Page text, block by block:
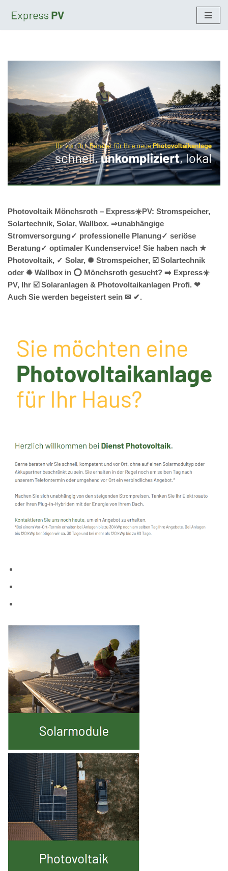
Photovoltaik Mönchsroth – Express☀️PV️: Stromspeicher,
Solartechnik, Solar, Wallbox. ⇒unabhängige
Stromversorgung✓ professionelle Planung✓ seriöse
Beratung✓ optimaler Kundenservice! Sie haben nach ★
Photovoltaik, ✓ Solar, ✺ Stromspeicher, ☑️ Solartechnik
oder ✹ Wallbox in ⭕ Mönchsroth gesucht? ➡️ Express☀️
PV️, Ihr ☑️ Solaranlagen & Photovoltaikanlagen Profi. ❤
Auch Sie werden begeistert sein ✉ ✔.